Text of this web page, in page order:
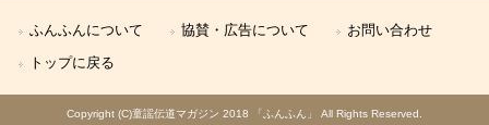
ふんふんについて 協賛・広告について お問い合わせ
トップに戻る
Copyright (C)童謡伝道マガジン 2018 「ふんふん」 All Rights Reserved.